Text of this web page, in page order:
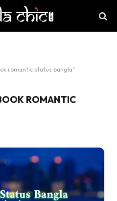
romantic status bangla"
ROMANTIC